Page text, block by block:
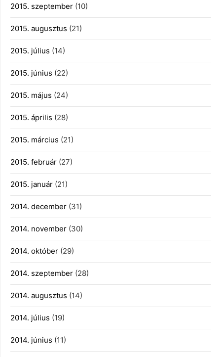
2015. szeptember (10)
2015. augusztus (21)
2015. július (14)
2015. június (22)
2015. május (24)
2015. április (28)
2015. március (21)
2015. február (27)
2015. január (21)
2014. december (31)
2014. november (30)
2014. október (29)
2014. szeptember (28)
2014. augusztus (14)
2014. július (19)
2014. június (11)